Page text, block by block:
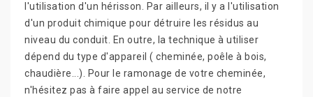
l'utilisation d'un hérisson. Par ailleurs, il y a l'utilisation
d'un produit chimique pour détruire les résidus au
niveau du conduit. En outre, la technique à utiliser
dépend du type d'appareil ( cheminée, poêle à bois,
chaudière...). Pour le ramonage de votre cheminée,
n'hésitez pas à faire appel au service de notre